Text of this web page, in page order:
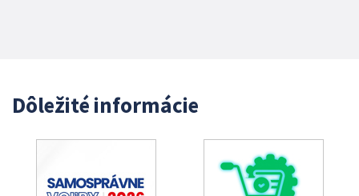
Dôležité informácie